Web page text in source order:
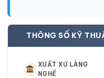
THÔNG SỐ KỸ
XUẤT XỨ LÀNG
NGHỀ